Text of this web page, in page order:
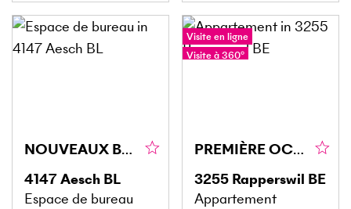
NOUVEAUX BUREAUX AVEC CUISINE ET PLACE DE PARKING
4147Aesch BL
Espace de bureau
Visite en ligne
Visite à 360°
PREMIÈRE OCCUPATION HAUT DE GAMME
3255 Rapperswil BE
Appartement